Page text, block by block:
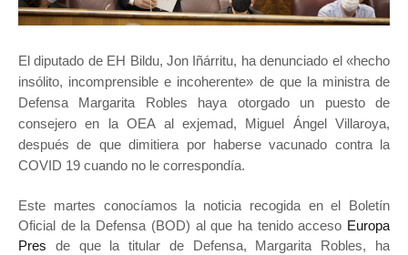
El diputado de EH Bildu, Jon Iñárritu, ha denunciado el «hecho
insólito, incomprensible e incoherente» de que la ministra de
Defensa Margarita Robles haya otorgado un puesto de
consejero en la OEA al exjemad, Miguel Ángel Villaroya,
después de que dimitiera por haberse vacunado contra la
COVID 19 cuando no le correspondía.
Este martes conocíamos la noticia recogida en el Boletín
Oficial de la Defensa (BOD) al que ha tenido acceso Europa
Pres de que la titular de Defensa, Margarita Robles, ha